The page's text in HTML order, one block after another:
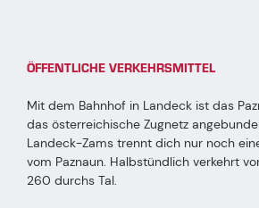
ÖFFENTLICHE VERKEHRSMITTEL
Mit dem Bahnhof in Landeck ist das
das österreichische Zugnetz
Landeck-Zams trennt dich nur noch
vom Paznaun. Halbstündlich verkehrt
260 durchs Tal.